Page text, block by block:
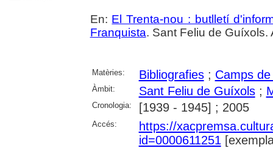
En: El Trenta-nou : butlletí
Franquista. Sant Feliu de Guíxols.
Matèries: Bibliografies; Camps
Àmbit: Sant Feliu de Guíxols;
Cronologia: [1939 - 1945] ; 2005
Accés:
https://
id=0000611251